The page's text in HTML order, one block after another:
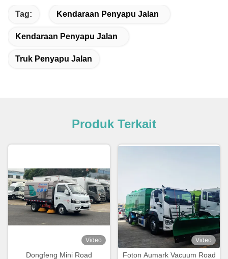
Tag: Kendaraan Penyapu Jalan
Kendaraan Penyapu Jalan
Truk Penyapu Jalan
Produk Terkait
Video
Dongfeng Mini Road
Video
Foton Aumark Vacuum Road